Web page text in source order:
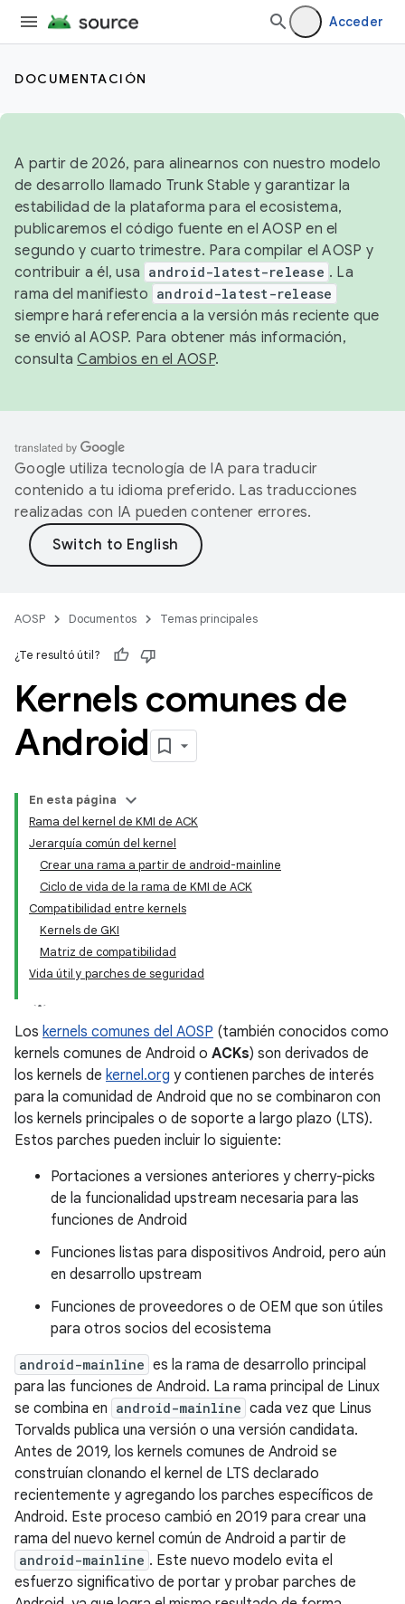
Acceder
DOCUMENTACIÓN
A partir de 2026, para alinearnos con nuestro modelo
de desarrollo llamado Trunk Stable y garantizar la
estabilidad de la plataforma para el ecosistema,
publicaremos el código fuente en el AOSP en el
segundo y cuarto trimestre. Para compilar el AOSP y
contribuir a él, usa android-latest-release . La
rama del manifiesto android-latest-release
siempre hará referencia a la versión más reciente que
se envió al AOSP. Para obtener más información,
consultaCambios en el AOSP.
Google utiliza tecnología de IA para traducir
contenido a tu idioma preferido. Las traducciones
realizadas con IA pueden contener errores.
AOSP Documentos Temas principales
¿Te resultó útil?
Kernels comunes de
Android
En esta página
Rama del kernel de KMI de ACK
Jerarquía común del kernel
Crear una rama a partir de android-mainline
Ciclo de vida de la rama de KMI de ACK
Compatibilidad entre kernels
Kernels de GKI
Matriz de compatibilidad
Vida útil y parches de seguridad
Los kernels comunes del AOSP (también conocidos como
kernels comunes de Android o ACKs) son derivados de
los kernels de kernel.org y contienen parches de interés
para la comunidad de Android que no se combinaron con
los kernels principales o de soporte a largo plazo (LTS).
Estos parches pueden incluir lo siguiente:
Portaciones a versiones anteriores y cherry-picks
de la funcionalidad upstream necesaria para las
funciones de Android
Funciones listas para dispositivos Android, pero aún
en desarrollo upstream
Funciones de proveedores o de OEM que son útiles
para otros socios del ecosistema
android-mainline es la rama de desarrollo principal
para las funciones de Android. La rama principal de Linux
se combina en android-mainline cada vez que Linus
Torvalds publica una versión o una versión candidata.
Antes de 2019, los kernels comunes de Android se
construían clonando el kernel de LTS declarado
recientemente y agregando los parches específicos de
Android. Este proceso cambió en 2019 para crear una
rama del nuevo kernel común de Android a partir de
android-mainline . Este nuevo modelo evita el
esfuerzo significativo de portar y probar parches de